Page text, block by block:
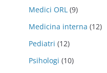
Medici ORL (9)
Medicina interna (12)
Pediatri (12)
Psihologi (10)